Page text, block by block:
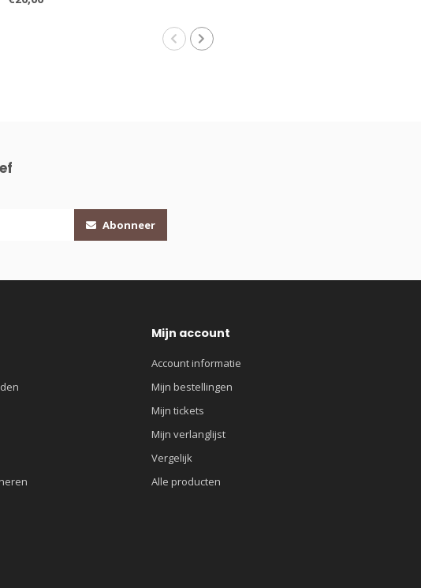
Abonneer
Mijn account
Account informatie
Mijn bestellingen
Mijn tickets
Mijn verlanglijst
Vergelijk
Alle producten